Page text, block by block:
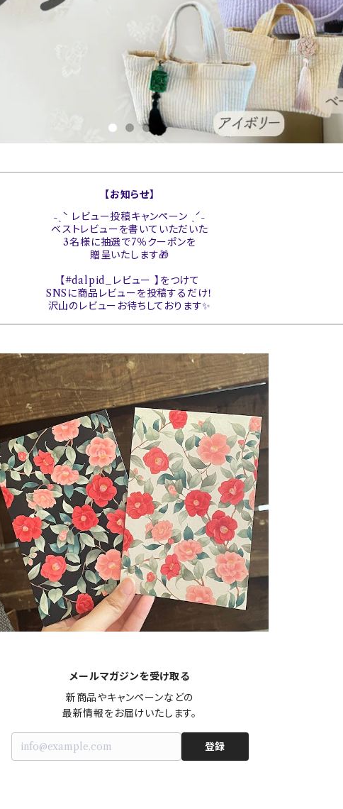
【お知らせ】
˗ˏˋ レビュー投稿キャンペーン ˎˊ˗
ベストレビューを書いていただいた
3名様に抽選で7％クーポンを
贈呈いたします🎁
【#dalpid_レビュー 】をつけて
SNSに商品レビューを投稿するだけ！
沢山のレビューお待ちしております✨
【椿の花】メッセージカード
¥500
メールマガジンを受け取る
新商品やキャンペーンなどの
最新情報をお届けいたします。
登録